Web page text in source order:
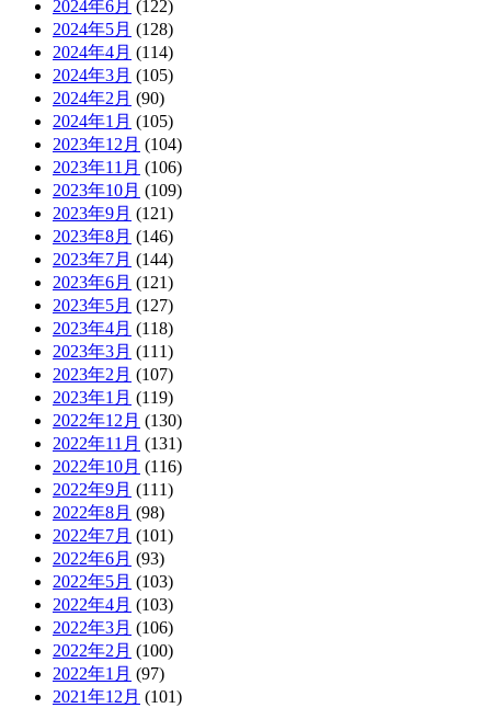
2024年6月 (122)
2024年5月 (128)
2024年4月 (114)
2024年3月 (105)
2024年2月 (90)
2024年1月 (105)
2023年12月 (104)
2023年11月 (106)
2023年10月 (109)
2023年9月 (121)
2023年8月 (146)
2023年7月 (144)
2023年6月 (121)
2023年5月 (127)
2023年4月 (118)
2023年3月 (111)
2023年2月 (107)
2023年1月 (119)
2022年12月 (130)
2022年11月 (131)
2022年10月 (116)
2022年9月 (111)
2022年8月 (98)
2022年7月 (101)
2022年6月 (93)
2022年5月 (103)
2022年4月 (103)
2022年3月 (106)
2022年2月 (100)
2022年1月 (97)
2021年12月 (101)